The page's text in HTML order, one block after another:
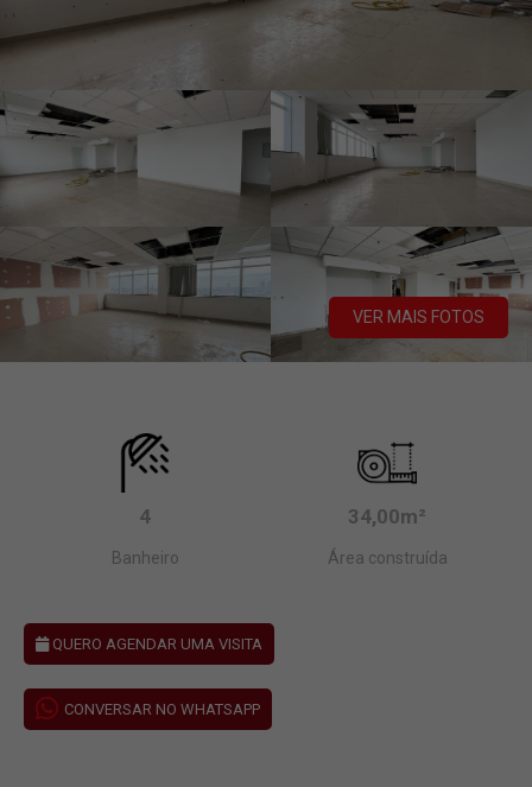
VER MAIS FOTOS
4
Banheiro
34,00m²
Área construída
QUERO AGENDAR UMA VISITA
CONVERSAR NO WHATSAPP